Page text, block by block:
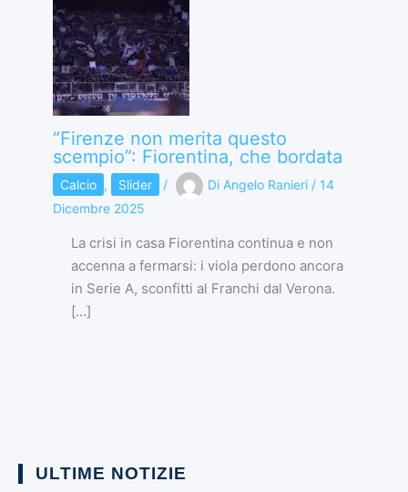
“Firenze non merita questo
scempio”: Fiorentina, che bordata
Calcio , Slider / Di Angelo Ranieri / 14
Dicembre 2025
La crisi in casa Fiorentina continua e non
accenna a fermarsi: i viola perdono ancora
in Serie A, sconfitti al Franchi dal Verona.
[…]
ULTIME NOTIZIE